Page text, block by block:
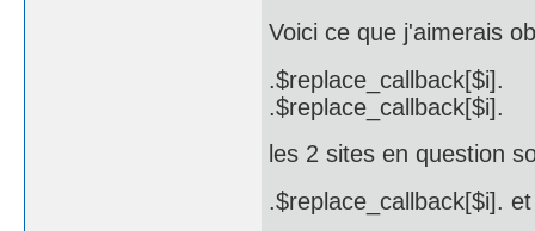
Voici ce que j'aimerais
.$replace_callback[$i].
.$replace_callback[$i].
les 2 sites en question
.$replace_callback[$i].